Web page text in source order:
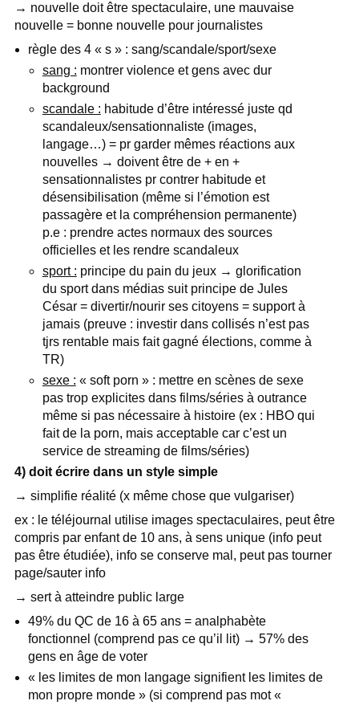
→ nouvelle doit être spectaculaire, une mauvaise
nouvelle = bonne nouvelle pour journalistes
règle des 4 « s » : sang/scandale/sport/sexe
sang : montrer violence et gens avec dur
background
scandale : habitude d’être intéressé juste qd
scandaleux/sensationnaliste (images,
langage…) = pr garder mêmes réactions aux
nouvelles → doivent être de + en +
sensationnalistes pr contrer habitude et
désensibilisation (même si l’émotion est
passagère et la compréhension permanente)
p.e : prendre actes normaux des sources
officielles et les rendre scandaleux
sport : principe du pain du jeux → glorification
du sport dans médias suit principe de Jules
César = divertir/nourir ses citoyens = support à
jamais (preuve : investir dans collisés n’est pas
tjrs rentable mais fait gagné élections, comme à
TR)
sexe : « soft porn » : mettre en scènes de sexe
pas trop explicites dans films/séries à outrance
même si pas nécessaire à histoire (ex : HBO qui
fait de la porn, mais acceptable car c’est un
service de streaming de films/séries)
4) doit écrire dans un style simple
→ simplifie réalité (x même chose que vulgariser)
ex : le téléjournal utilise images spectaculaires, peut être
compris par enfant de 10 ans, à sens unique (info peut
pas être étudiée), info se conserve mal, peut pas tourner
page/sauter info
→ sert à atteindre public large
49% du QC de 16 à 65 ans = analphabète
fonctionnel (comprend pas ce qu’il lit) → 57% des
gens en âge de voter
« les limites de mon langage signifient les limites de
mon propre monde » (si comprend pas mot «